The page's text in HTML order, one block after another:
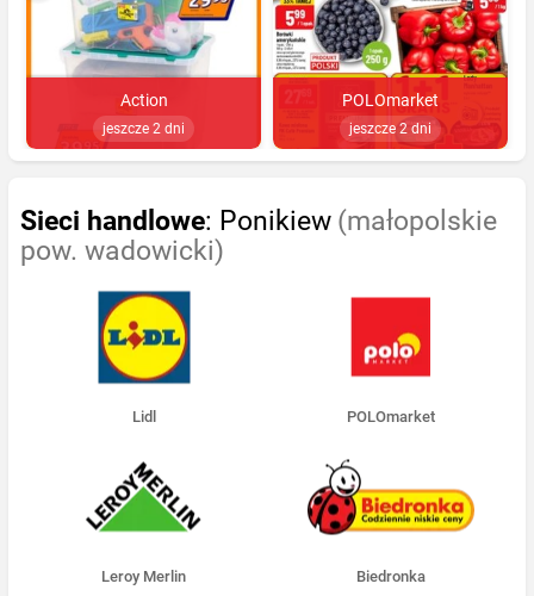
Action
jeszcze 2 dni
POLOmarket
jeszcze 2 dni
Sieci handlowe: Ponikiew (małopolskie
pow. wadowicki)
Lidl POLOmarket
Leroy Merlin Biedronka